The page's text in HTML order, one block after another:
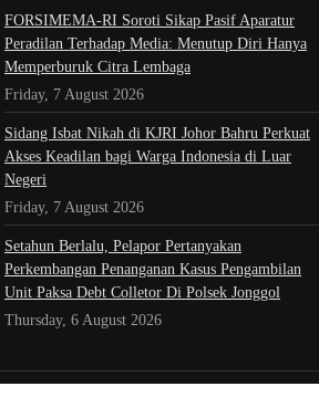
​FORSIMEMA-RI Soroti Sikap Pasif Aparatur
Peradilan Terhadap Media: Menutup Diri Hanya
Memperburuk Citra Lembaga
Friday, 7 August 2026
Sidang Isbat Nikah di KJRI Johor Bahru Perkuat
Akses Keadilan bagi Warga Indonesia di Luar
Negeri
Friday, 7 August 2026
Setahun Berlalu, Pelapor Pertanyakan
Perkembangan Penanganan Kasus Pengambilan
Unit Paksa Debt Colletor Di Polsek Jonggol
Thursday, 6 August 2026